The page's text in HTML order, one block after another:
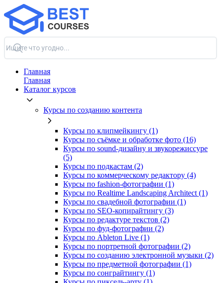
Главная
Главная
Каталог курсов
Курсы по созданию контента
Курсы по клипмейкингу (1)
Курсы по съёмке и обработке фото (16)
Курсы по sound-дизайну и звукорежиссуре
(5)
Курсы по подкастам (2)
Курсы по коммерческому редактору (4)
Курсы по fashion-фотографии (1)
Курсы по Realtime Landscaping Architect (1)
Курсы по свадебной фотографии (1)
Курсы по SEO-копирайтингу (3)
Курсы по редактуре текстов (2)
Курсы по фуд-фотографии (2)
Курсы по Ableton Live (1)
Курсы по портретной фотографии (2)
Курсы по созданию электронной музыки (2)
Курсы по предметной фотографии (1)
Курсы по сонграйтингу (1)